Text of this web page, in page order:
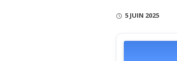
5 JUIN 2025